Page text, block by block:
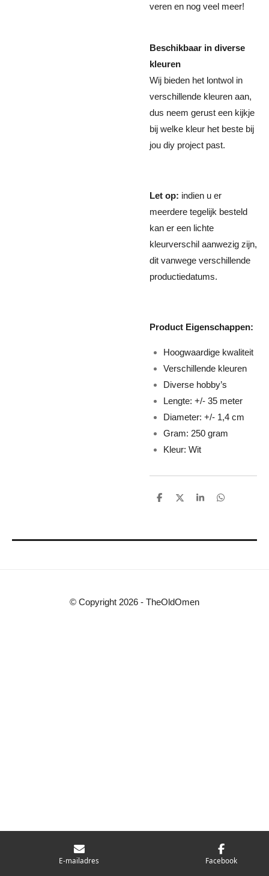
veren en nog veel meer!
Beschikbaar in diverse
kleuren
Wij bieden het lontwol in
verschillende kleuren aan,
dus neem gerust een kijkje
bij welke kleur het beste bij
jou diy project past.
Let op: indien u er
meerdere tegelijk besteld
kan er een lichte
kleurverschil aanwezig zijn,
dit vanwege verschillende
productiedatums.
Product Eigenschappen:
Hoogwaardige kwaliteit
Verschillende kleuren
Diverse hobby’s
Lengte: +/- 35 meter
Diameter: +/- 1,4 cm
Gram: 250 gram
Kleur: Wit
D
n
D
S
e
D
n
© Copyright 2026 - TheOldOmen
E-mailadres Facebook